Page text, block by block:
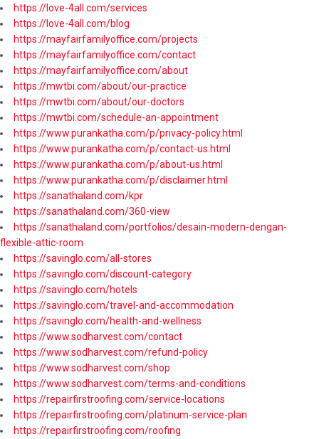
https://love-4all.com/services
https://love-4all.com/blog
https://mayfairfamilyoffice.com/projects
https://mayfairfamilyoffice.com/contact
https://mayfairfamilyoffice.com/about
https://mwtbi.com/about/our-practice
https://mwtbi.com/about/our-doctors
https://mwtbi.com/schedule-an-appointment
https://www.purankatha.com/p/privacy-policy.html
https://www.purankatha.com/p/contact-us.html
https://www.purankatha.com/p/about-us.html
https://www.purankatha.com/p/disclaimer.html
https://sanathaland.com/kpr
https://sanathaland.com/360-view
https://sanathaland.com/portfolios/desain-modern-dengan-
flexible-attic-room
https://savinglo.com/all-stores
https://savinglo.com/discount-category
https://savinglo.com/hotels
https://savinglo.com/travel-and-accommodation
https://savinglo.com/health-and-wellness
https://www.sodharvest.com/contact
https://www.sodharvest.com/refund-policy
https://www.sodharvest.com/shop
https://www.sodharvest.com/terms-and-conditions
https://repairfirstroofing.com/service-locations
https://repairfirstroofing.com/platinum-service-plan
https://repairfirstroofing.com/roofing